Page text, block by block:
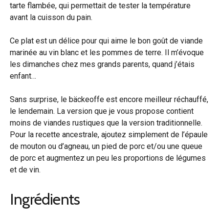
tarte flambée, qui permettait de tester la température
avant la cuisson du pain.
Ce plat est un délice pour qui aime le bon goût de viande
marinée au vin blanc et les pommes de terre. Il m’évoque
les dimanches chez mes grands parents, quand j’étais
enfant…
Sans surprise, le bäckeoffe est encore meilleur réchauffé,
le lendemain. La version que je vous propose contient
moins de viandes rustiques que la version traditionnelle.
Pour la recette ancestrale, ajoutez simplement de l’épaule
de mouton ou d’agneau, un pied de porc et/ou une queue
de porc et augmentez un peu les proportions de légumes
et de vin.
Ingrédients